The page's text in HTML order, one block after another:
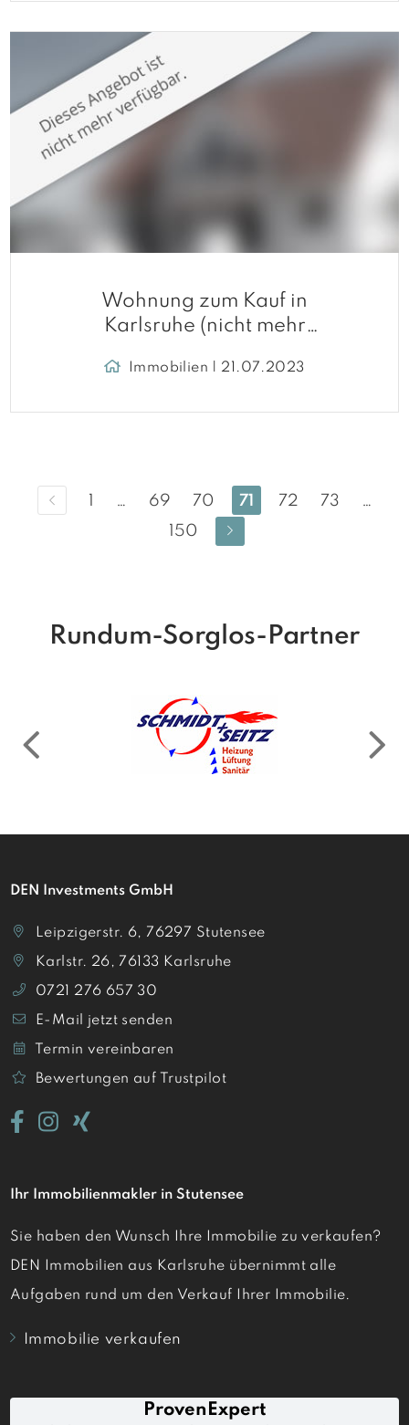
Wohnung zum Kauf in
Karlsruhe (nicht mehr
Immobilien | 21.07.2023
… 69 70 71 72 73
…
150
Rundum-Sorglos-Partner
DEN Investments GmbH
Leipzigerstr. 6, 76297 Stutensee
Karlstr. 26, 76133 Karlsruhe
0721 276 657 30
E-Mail jetzt senden
Termin vereinbaren
Bewertungen auf Trustpilot
Ihr Immobilienmakler in Stutensee
Sie haben den Wunsch Ihre Immobilie zu verkaufen?
DEN Immobilien aus Karlsruhe übernimmt alle
Aufgaben rund um den Verkauf Ihrer Immobilie.
Immobilie verkaufen